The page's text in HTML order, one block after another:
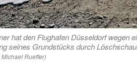
hat den Flughafen Düsseldorf wegen
seines Grundstücks durch
Michael Rueffer)